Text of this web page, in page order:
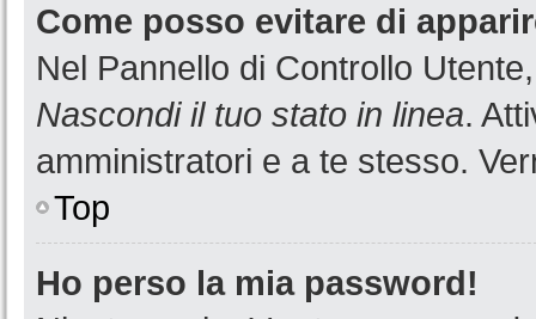
Come posso evitare di
Nel Pannello di Controllo
Nascondi il tuo stato in linea.
amministratori e a te stesso.
Top
Ho perso la mia password!